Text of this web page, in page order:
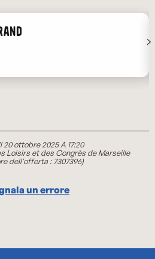
ottobre 2025 A 17:20
Loisirs et des Congrès de Marseille
dell'offerta :7307396)
un errore